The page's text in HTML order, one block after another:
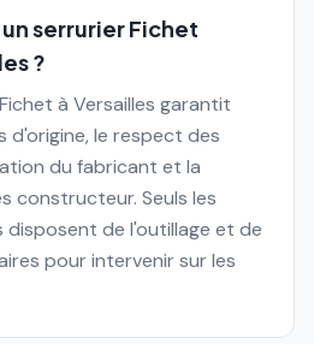
serrurier Fichet
?
à Versailles garantit
d'origine, le respect des
du fabricant et la
constructeur. Seuls les
disposent de l'outillage et de
pour intervenir sur les